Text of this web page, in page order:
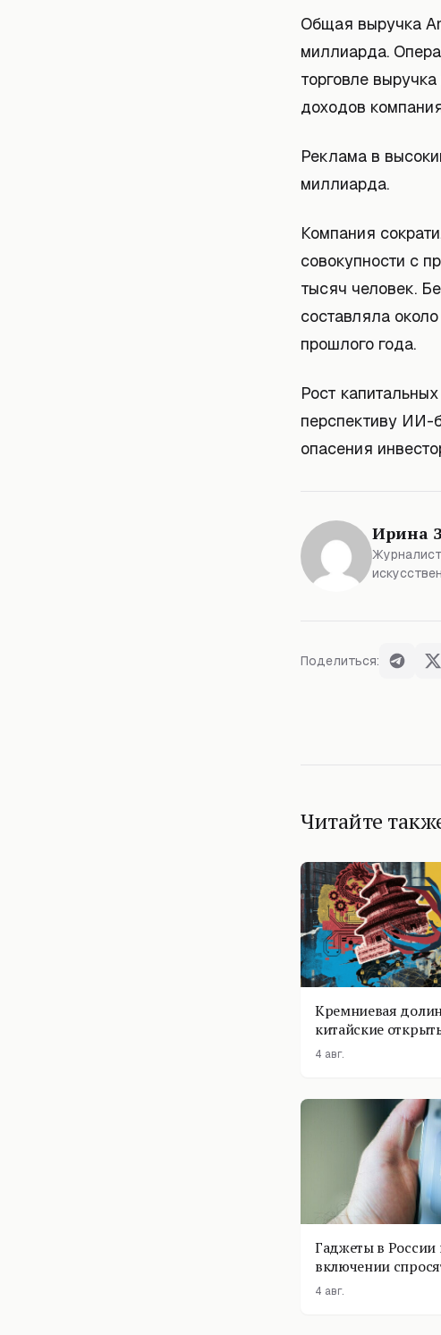
Общая выручка
миллиарда.
торговле
доходов
Реклама в
миллиарда.
Компания
совокупности с
тысяч человек.
составляла
прошлого года.
Рост
перспективу ИИ-
опасения
Ирина
Поделиться:
Читайте
Кремниевая
китайские
4 авг.
Гаджеты в
включении
помощник
4 авг.